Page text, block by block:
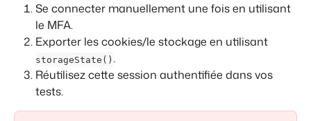
Se connecter manuellement une fois en utilisant
le MFA.
Exporter les cookies/le stockage en utilisant
storageState() .
Réutilisez cette session authentifiée dans vos
tests.